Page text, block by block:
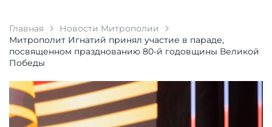
Главная
Новости Митрополии
Митрополит Игнатий принял участие в параде,
посвященном празднованию 80-й годовщины Великой
Победы